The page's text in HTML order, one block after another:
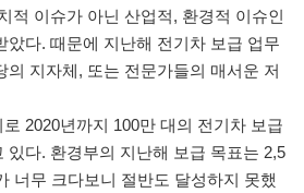
적 이슈가 아닌 산업적, 환경적 이슈인
았다. 때문에 지난해 전기차 보급 업무
의 지자체, 또는 전문가들의 매서운 저
2020년까지 100만 대의 전기차 보급
있다. 환경부의 지난해 보급 목표는 2,5
너무 크다보니 절반도 달성하지 못했